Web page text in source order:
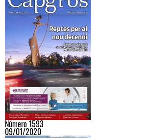
Número 1593
09/01/2020